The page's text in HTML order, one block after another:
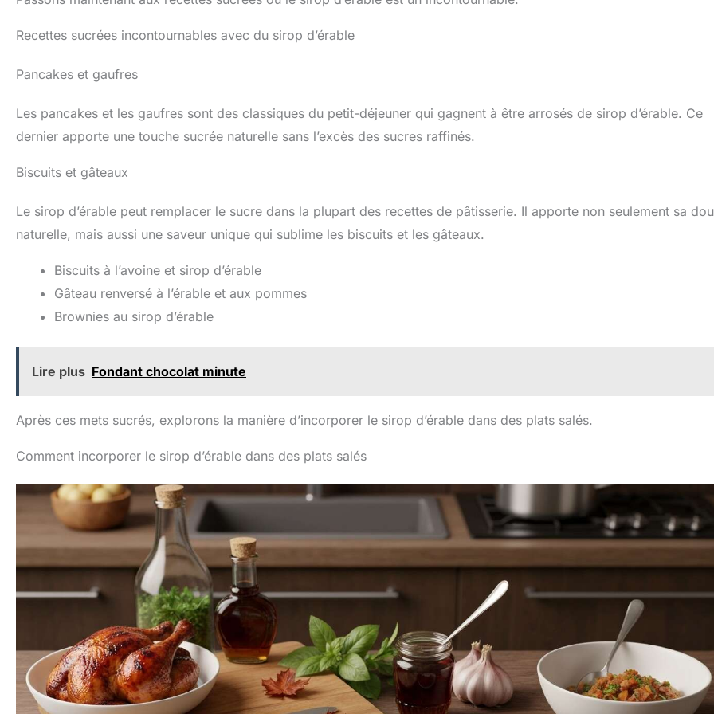
Recettes sucrées incontournables avec du sirop d’érable
Pancakes et gaufres
Les pancakes et les gaufres sont des classiques du petit-déjeuner qui gagnent à être arrosés de sirop d’érable. Ce
dernier apporte une touche sucrée naturelle sans l’excès des sucres raffinés.
Biscuits et gâteaux
Le sirop d’érable peut remplacer le sucre dans la plupart des recettes de pâtisserie. Il apporte non seulement sa
naturelle, mais aussi une saveur unique qui sublime les biscuits et les gâteaux.
Biscuits à l’avoine et sirop d’érable
Gâteau renversé à l’érable et aux pommes
Brownies au sirop d’érable
Lire plus Fondant chocolat minute
Après ces mets sucrés, explorons la manière d’incorporer le sirop d’érable dans des plats salés.
Comment incorporer le sirop d’érable dans des plats salés